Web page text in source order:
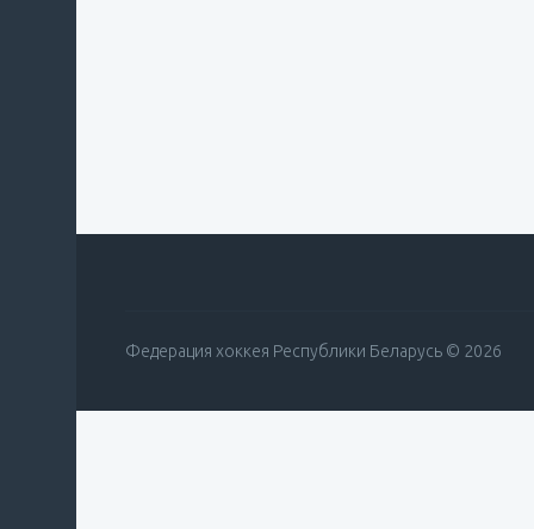
Федерация хоккея Республики Беларусь © 2026